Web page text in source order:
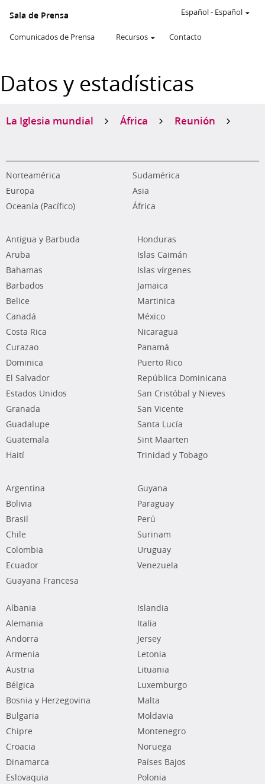
Sala de Prensa
Comunicados de Prensa Recursos Contacto
Español- Español
Datos y estadísticas
La Iglesia mundial África Reunión
Norteamérica
Sudamérica
Europa
Asia
Oceanía (Pacífico)
África
Antigua y Barbuda
Aruba
Bahamas
Barbados
Belice
Canadá
Costa Rica
Curazao
Dominica
El Salvador
Estados Unidos
Granada
Guadalupe
Guatemala
Haití
Honduras
Islas Caimán
Islas vírgenes
Jamaica
Martinica
México
Nicaragua
Panamá
Puerto Rico
República Dominicana
San Cristóbal y Nieves
San Vicente
Santa Lucía
Sint Maarten
Trinidad y Tobago
Argentina
Bolivia
Brasil
Chile
Colombia
Ecuador
Guayana Francesa
Guyana
Paraguay
Perú
Surinam
Uruguay
Venezuela
Albania
Alemania
Andorra
Armenia
Austria
Bélgica
Bosnia y Herzegovina
Bulgaria
Chipre
Croacia
Dinamarca
Eslovaquia
Islandia
Italia
Jersey
Letonia
Lituania
Luxemburgo
Malta
Moldavia
Montenegro
Noruega
Países Bajos
Polonia